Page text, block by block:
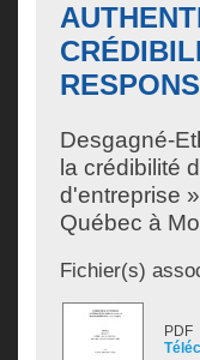
Desgagné-
la crédibilité
d'entreprise
Québec à
Fichier(s)
PDF